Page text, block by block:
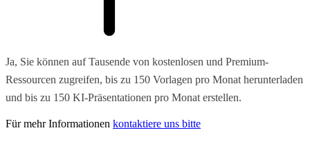
Ja, Sie können auf Tausende von kostenlosen und Premium-
Ressourcen zugreifen, bis zu 150 Vorlagen pro Monat herunterladen
und bis zu 150 KI-Präsentationen pro Monat erstellen.
Für mehr Informationen kontaktiere uns bitte